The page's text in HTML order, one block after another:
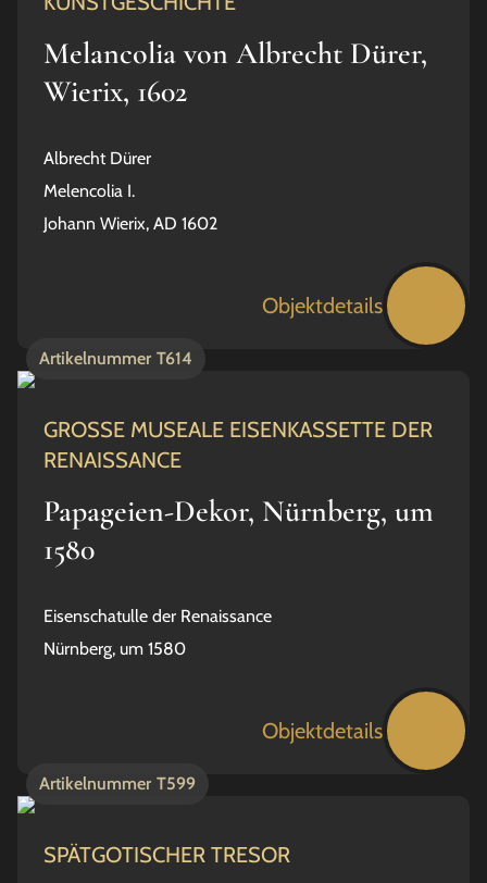
Melancolia von Albrecht Dürer,
Wierix, 1602
Albrecht Dürer
Melencolia I.
Johann Wierix, AD 1602
Objektdetails
Artikelnummer T614
GROSSE MUSEALE EISENKASSETTE DER
RENAISSANCE
Papageien-Dekor, Nürnberg, um
1580
Eisenschatulle der Renaissance
Nürnberg, um 1580
Objektdetails
Artikelnummer T599
SPÄTGOTISCHER TRESOR